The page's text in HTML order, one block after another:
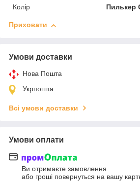
Колір
Пилькер
Приховати
Умови доставки
Нова Пошта
Укрпошта
Всі умови доставки
Умови оплати
Ви отримаєте замовлення
або гроші повернуться на вашу